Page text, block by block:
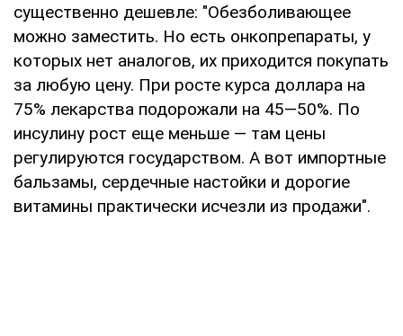
существенно дешевле: "Обезболивающее
можно заместить. Но есть онкопрепараты, у
которых нет аналогов, их приходится покупать
за любую цену. При росте курса доллара на
75% лекарства подорожали на 45—50%. По
инсулину рост еще меньше — там цены
регулируются государством. А вот импортные
бальзамы, сердечные настойки и дорогие
витамины практически исчезли из продажи".